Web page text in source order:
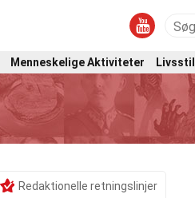
Menneskelige Aktiviteter Livsstil
Redaktionelle retningslinjer